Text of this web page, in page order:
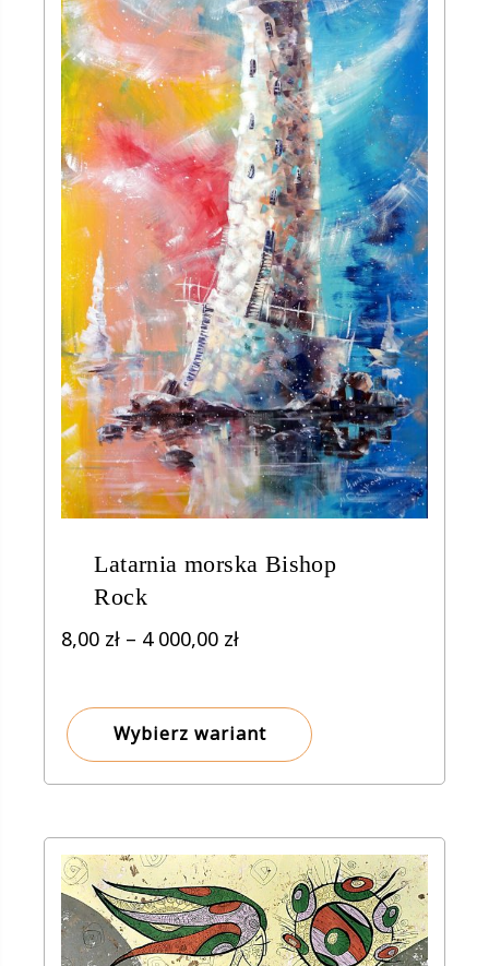
Latarnia morska Bishop
Rock
8,00 zł – 4 000,00 złZakres
8,00 zł
do
Wybierz wariant